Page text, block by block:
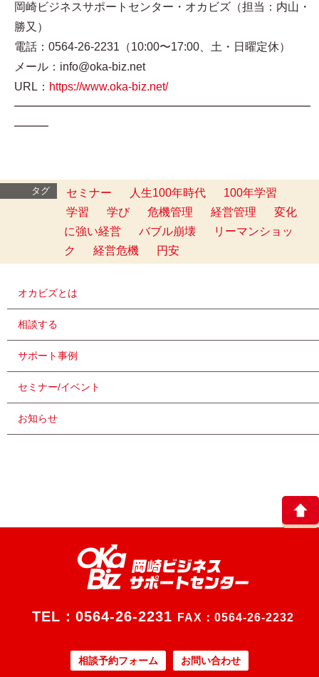
岡崎ビジネスサポートセンター・オカビズ（担当：内山・
勝又）
電話：0564-26-2231（10:00〜17:00、土・日曜定休）
メール：info@oka-biz.net
URL： https://www.oka-biz.net/
━━━━━━━━━━━━━━━━━━━━━━━━━━
━━━
タグ セミナー 人生100年時代
100年学習
学習
学び 危機管理 経営管理
変化
に強い経営
バブル崩壊
リーマンショッ
ク
経営危機 円安
オカビズとは
相談する
サポート事例
セミナー/イベント
お知らせ
TEL： 0564-26-2231 FAX：0564-26-2232
相談予約フォーム お問い合わせ